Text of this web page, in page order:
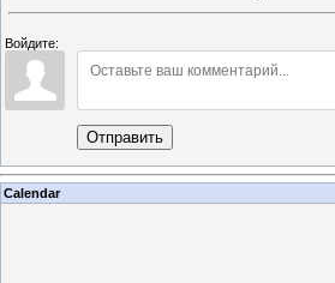
Войдите:
Отправить
Calendar